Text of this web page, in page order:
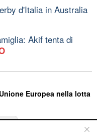
d'Italia in Australia
Akif tenta di
Europea nella lotta